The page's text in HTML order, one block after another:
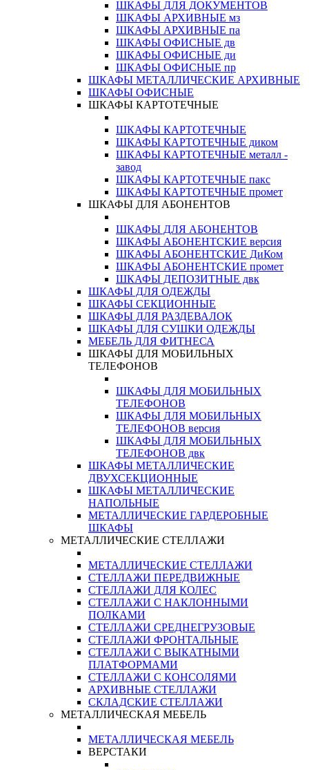
ШКАФЫ ДЛЯ ДОКУМЕНТОВ
ШКАФЫ АРХИВНЫЕ мз
ШКАФЫ АРХИВНЫЕ па
ШКАФЫ ОФИСНЫЕ дв
ШКАФЫ ОФИСНЫЕ ди
ШКАФЫ ОФИСНЫЕ пр
ШКАФЫ МЕТАЛЛИЧЕСКИЕ АРХИВНЫЕ
ШКАФЫ ОФИСНЫЕ
ШКАФЫ КАРТОТЕЧНЫЕ
ШКАФЫ КАРТОТЕЧНЫЕ
ШКАФЫ КАРТОТЕЧНЫЕ диком
ШКАФЫ КАРТОТЕЧНЫЕ металл -
завод
ШКАФЫ КАРТОТЕЧНЫЕ пакс
ШКАФЫ КАРТОТЕЧНЫЕ промет
ШКАФЫ ДЛЯ АБОНЕНТОВ
ШКАФЫ ДЛЯ АБОНЕНТОВ
ШКАФЫ АБОНЕНТСКИЕ версия
ШКАФЫ АБОНЕНТСКИЕ ДиКом
ШКАФЫ АБОНЕНТСКИЕ промет
ШКАФЫ ДЕПОЗИТНЫЕ двк
ШКАФЫ ДЛЯ ОДЕЖДЫ
ШКАФЫ СЕКЦИОННЫЕ
ШКАФЫ ДЛЯ РАЗДЕВАЛОК
ШКАФЫ ДЛЯ СУШКИ ОДЕЖДЫ
МЕБЕЛЬ ДЛЯ ФИТНЕСА
ШКАФЫ ДЛЯ МОБИЛЬНЫХ
ТЕЛЕФОНОВ
ШКАФЫ ДЛЯ МОБИЛЬНЫХ
ТЕЛЕФОНОВ
ШКАФЫ ДЛЯ МОБИЛЬНЫХ
ТЕЛЕФОНОВ версия
ШКАФЫ ДЛЯ МОБИЛЬНЫХ
ТЕЛЕФОНОВ двк
ШКАФЫ МЕТАЛЛИЧЕСКИЕ
ДВУХСЕКЦИОННЫЕ
ШКАФЫ МЕТАЛЛИЧЕСКИЕ
НАПОЛЬНЫЕ
МЕТАЛЛИЧЕСКИЕ ГАРДЕРОБНЫЕ
ШКАФЫ
МЕТАЛЛИЧЕСКИЕ СТЕЛЛАЖИ
МЕТАЛЛИЧЕСКИЕ СТЕЛЛАЖИ
СТЕЛЛАЖИ ПЕРЕДВИЖНЫЕ
СТЕЛЛАЖИ ДЛЯ КОЛЕС
СТЕЛЛАЖИ С НАКЛОННЫМИ
ПОЛКАМИ
СТЕЛЛАЖИ СРЕДНЕГРУЗОВЫЕ
СТЕЛЛАЖИ ФРОНТАЛЬНЫЕ
СТЕЛЛАЖИ С ВЫКАТНЫМИ
ПЛАТФОРМАМИ
СТЕЛЛАЖИ С КОНСОЛЯМИ
АРХИВНЫЕ СТЕЛЛАЖИ
СКЛАДСКИЕ СТЕЛЛАЖИ
МЕТАЛЛИЧЕСКАЯ МЕБЕЛЬ
МЕТАЛЛИЧЕСКАЯ МЕБЕЛЬ
ВЕРСТАКИ